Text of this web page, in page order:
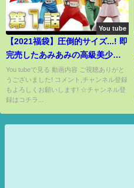
You tube
【2021福袋】圧倒的サイズ...! 即
完売したあみあみの高級美少女
フィギュア福袋開けてみた!
You tubeで見る 動画内容 ご視聴ありがと
うございました! コメント,チャンネル登録
もよろしくお願いします! ☆チャンネル登
録はコチラ...